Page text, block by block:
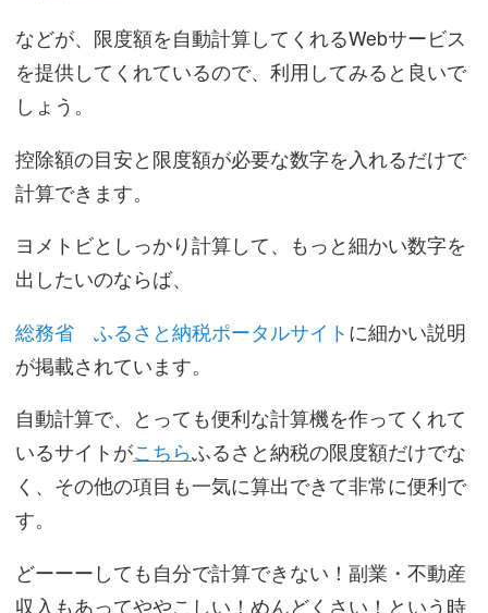
などが、限度額を自動計算してくれるWebサービス
を提供してくれているので、利用してみると良いで
しょう。
控除額の目安と限度額が必要な数字を入れるだけで
計算できます。
ヨメトビとしっかり計算して、もっと細かい数字を
出したいのならば、
総務省 ふるさと納税ポータルサイト に細かい説明
が掲載されています。
自動計算で、とっても便利な計算機を作ってくれて
いるサイトがこちらふるさと納税の限度額だけでな
く、その他の項目も一気に算出できて非常に便利で
す。
どーーーしても自分で計算できない！副業・不動産
収入もあってややこしい！めんどくさい！という時